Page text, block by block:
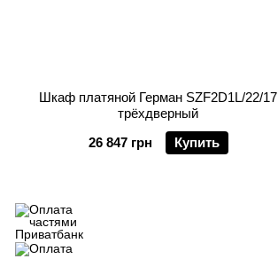
Шкаф платяной Герман SZF2D1L/22/17
трёхдверный
26 847 грн
Купить